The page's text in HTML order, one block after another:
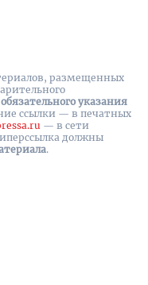
размещенных
обязательного указания
ссылки — в печатных
— в сети
должны
.